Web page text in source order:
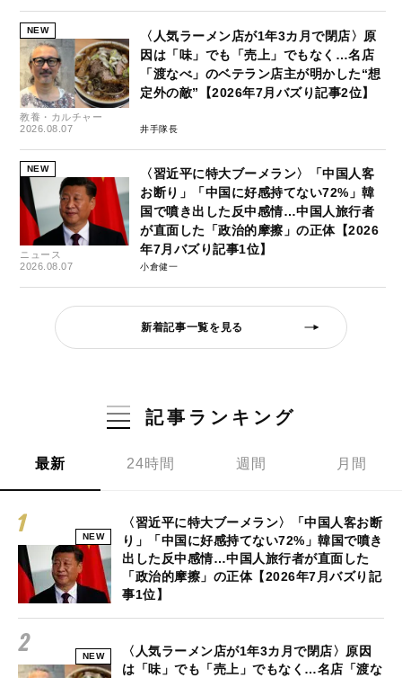
NEW
教養・カルチャー
2026.08.07
〈人気ラーメン店が1年3カ月で閉店〉原
因は「味」でも「売上」でもなく…名店
「渡なべ」のベテラン店主が明かした“想
定外の敵”【2026年7月バズり記事2位】
井手隊長
NEW
ニュース
2026.08.07
〈習近平に特大ブーメラン〉「中国人客
お断り」「中国に好感持てない72%」韓
国で噴き出した反中感情…中国人旅行者
が直面した「政治的摩擦」の正体【2026
年7月バズり記事1位】
小倉健一
新着記事一覧を見る
記事ランキング
最新 24時間 週間 月間
NEW
〈習近平に特大ブーメラン〉「中国人客お断
り」「中国に好感持てない72%」韓国で噴き
出した反中感情…中国人旅行者が直面した
「政治的摩擦」の正体【2026年7月バズり記
事1位】
NEW
〈人気ラーメン店が1年3カ月で閉店〉原因
は「味」でも「売上」でもなく…名店「渡な